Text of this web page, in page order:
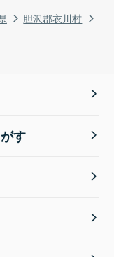
胆沢郡衣川村
す